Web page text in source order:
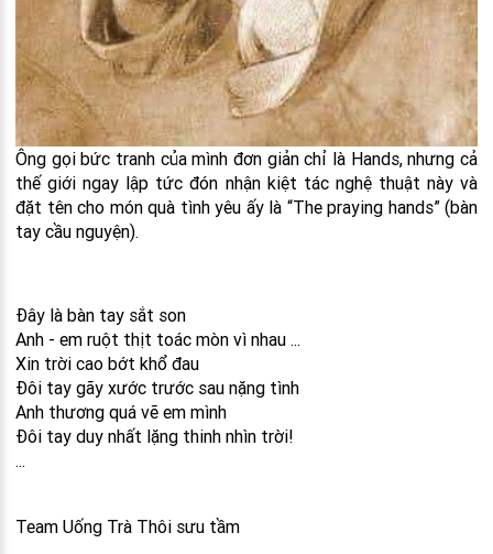
Ông gọi bức tranh của mình đơn giản chỉ là Hands, nhưng cả
thế giới ngay lập tức đón nhận kiệt tác nghệ thuật này và
đặt tên cho món quà tình yêu ấy là “The praying hands” (bàn
tay cầu nguyện).
Đây là bàn tay sắt son
Anh - em ruột thịt toác mòn vì nhau ...
Xin trời cao bớt khổ đau
Đôi tay gãy xước trước sau nặng tình
Anh thương quá vẽ em mình
Đôi tay duy nhất lặng thinh nhìn trời!
...
Team Uống Trà Thôi sưu tầm